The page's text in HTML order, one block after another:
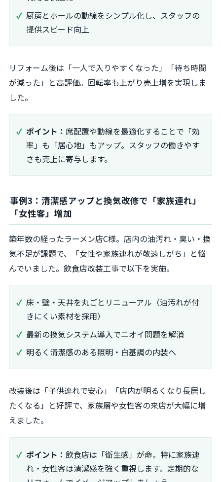
厨房とホールの動線をシンプル化し、スタッフの
提供スピード向上
リフォーム後は「一人で入りやすくなった」「待ち時間
が減った」と高評価。回転率も上がり売上増を実現しま
した。
ポイント： 席配置や動線を最適化することで「効
率」も「居心地」もアップ。スタッフの働きやす
さも売上に寄与します。
事例3：清潔感アップと換気改修で「家族連れ」
「女性客」増加
築年数の経ったラーメン店C様。店内の油汚れ・臭い・換
気不足が課題で、「女性や家族連れが敬遠しがち」と悩
んでいました。飲食店改装工事で以下を実施。
床・壁・天井を丸ごとリニューアル（油汚れが付
きにくい素材を採用）
最新の換気システム導入でニオイ問題を解消
明るく清潔感のある照明・白基調の内装へ
改装後は「子供連れで安心」「店内が明るくなり長居し
たくなる」と好評で、家族層や女性客の来店が大幅に増
えました。
ポイント： 飲食店は「衛生感」が命。特に家族連
れ・女性客は清潔感を強く重視します。定期的な